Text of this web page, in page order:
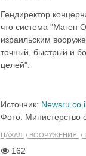
Гендиректор
что система "Маген
израильским
точный, быстрый и
целей".
Источник:
Фото: Министерство
ЦАХАЛ ВООРУЖЕНИЯ
162